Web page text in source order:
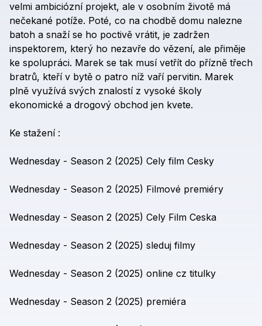
velmi ambiciózní projekt, ale v osobním životě má
nečekané potíže. Poté, co na chodbě domu nalezne
batoh a snaží se ho poctivě vrátit, je zadržen
inspektorem, který ho nezavře do vězení, ale přiměje
ke spolupráci. Marek se tak musí vetřít do přízně třech
bratrů, kteří v bytě o patro níž vaří pervitin. Marek
plně využívá svých znalostí z vysoké školy
ekonomické a drogový obchod jen kvete.
Ke stažení :
Wednesday - Season 2 (2025) Cely film Cesky
Wednesday - Season 2 (2025) Filmové premiéry
Wednesday - Season 2 (2025) Cely Film Ceska
Wednesday - Season 2 (2025) sleduj filmy
Wednesday - Season 2 (2025) online cz titulky
Wednesday - Season 2 (2025) premiéra